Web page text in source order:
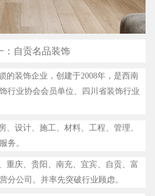
自贡名品装饰
的装饰企业，创建于2008年，是西南
行业协会会员单位、四川省装饰行业
、设计、施工、材料、工程、管理、
务。
重庆、贵阳、南充、宜宾、自贡、富
分公司。并率先突破行业顾虑。